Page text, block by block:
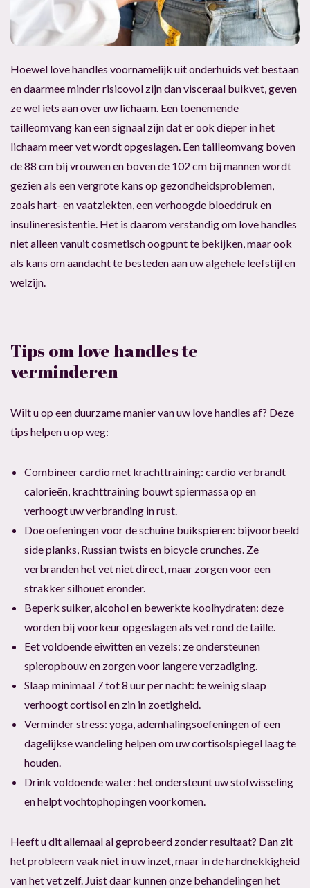
Hoewel love handles voornamelijk uit onderhuids vet bestaan
en daarmee minder risicovol zijn dan visceraal buikvet, geven
ze wel iets aan over uw lichaam. Een toenemende
tailleomvang kan een signaal zijn dat er ook dieper in het
lichaam meer vet wordt opgeslagen. Een tailleomvang boven
de 88 cm bij vrouwen en boven de 102 cm bij mannen wordt
gezien als een vergrote kans op gezondheidsproblemen,
zoals hart- en vaatziekten, een verhoogde bloeddruk en
insulineresistentie. Het is daarom verstandig om love handles
niet alleen vanuit cosmetisch oogpunt te bekijken, maar ook
als kans om aandacht te besteden aan uw algehele leefstijl en
welzijn.
Tips om love handles te
verminderen
Wilt u op een duurzame manier van uw love handles af? Deze
tips helpen u op weg:
Combineer cardio met krachttraining: cardio verbrandt
calorieën, krachttraining bouwt spiermassa op en
verhoogt uw verbranding in rust.
Doe oefeningen voor de schuine buikspieren: bijvoorbeeld
side planks, Russian twists en bicycle crunches. Ze
verbranden het vet niet direct, maar zorgen voor een
strakker silhouet eronder.
Beperk suiker, alcohol en bewerkte koolhydraten: deze
worden bij voorkeur opgeslagen als vet rond de taille.
Eet voldoende eiwitten en vezels: ze ondersteunen
spieropbouw en zorgen voor langere verzadiging.
Slaap minimaal 7 tot 8 uur per nacht: te weinig slaap
verhoogt cortisol en zin in zoetigheid.
Verminder stress: yoga, ademhalingsoefeningen of een
dagelijkse wandeling helpen om uw cortisolspiegel laag te
houden.
Drink voldoende water: het ondersteunt uw stofwisseling
en helpt vochtophopingen voorkomen.
Heeft u dit allemaal al geprobeerd zonder resultaat? Dan zit
het probleem vaak niet in uw inzet, maar in de hardnekkigheid
van het vet zelf. Juist daar kunnen onze behandelingen het